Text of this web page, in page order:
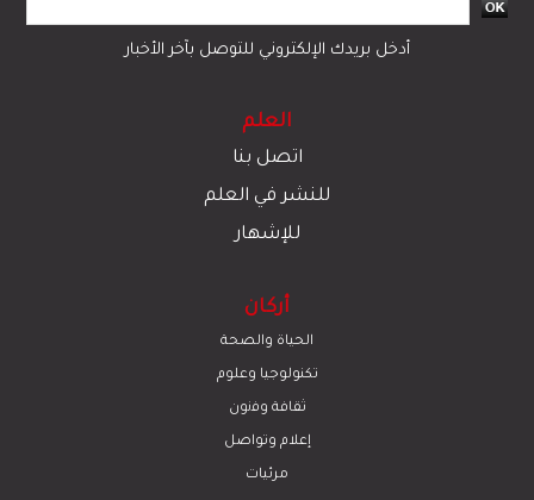
أدخل بريدك الإلكتروني للتوصل بآخر الأخبار
العلم
اتصل بنا
للنشر في العلم
للإشهار
أركان
الحياة والصحة
تكنولوجيا وعلوم
ﺛﻘﺎﻓﺔ وﻓﻧون
إعلام وتواصل
مرئيات